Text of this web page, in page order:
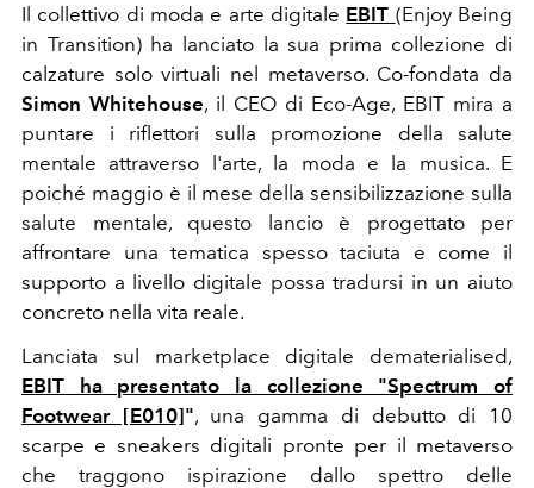
Il collettivo di moda e arte digitale EBIT (Enjoy Being
in Transition) ha lanciato la sua prima collezione di
calzature solo virtuali nel metaverso. Co-fondata da
Simon Whitehouse, il CEO di Eco-Age, EBIT mira a
puntare i riflettori sulla promozione della salute
mentale attraverso l'arte, la moda e la musica. E
poiché maggio è il mese della sensibilizzazione sulla
salute mentale, questo lancio è progettato per
affrontare una tematica spesso taciuta e come il
supporto a livello digitale possa tradursi in un aiuto
concreto nella vita reale.
Lanciata sul marketplace digitale dematerialised,
EBIT ha presentato la collezione "Spectrum of
Footwear [E010]", una gamma di debutto di 10
scarpe e sneakers digitali pronte per il metaverso
che traggono ispirazione dallo spettro delle